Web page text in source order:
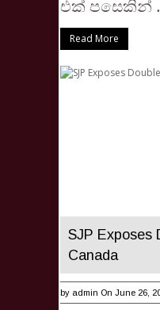
එක් පසෙකින්
Read More
SJP Exposes
Canada
by admin On June 26,